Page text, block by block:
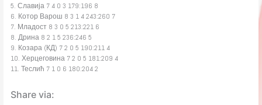
5. Славија 7 4 0 3 179:196 8
6. Котор Варош 8 3 1 4 243:260 7
7. Младост 8 3 0 5 213:221 6
8. Дрина 8 2 1 5 236:246 5
9. Козара (КД) 7 2 0 5 190:211 4
10. Херцеговина 7 2 0 5 181:209 4
11. Теслић 7 1 0 6 180:204 2
Share via: